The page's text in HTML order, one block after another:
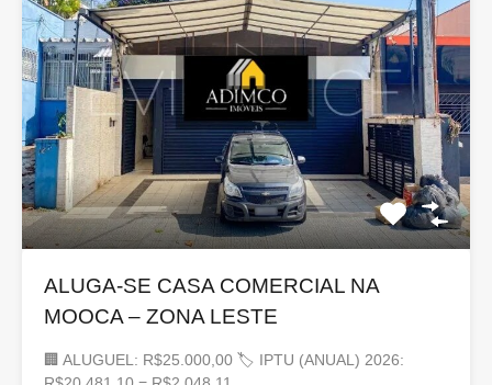
ALUGA-SE CASA COMERCIAL NA
MOOCA – ZONA LESTE
🏢 ALUGUEL: R$25.000,00 🏷 IPTU (ANUAL) 2026: